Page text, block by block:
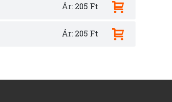
Ár: 205 Ft
Ár: 205 Ft